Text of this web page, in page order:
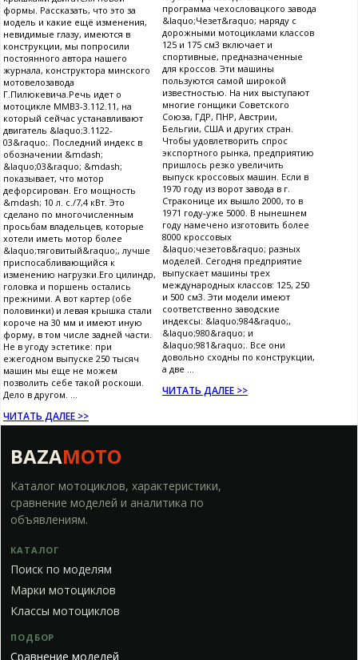
формы. Рассказать, что это за
модель и какие ещё изменения,
невидимые глазу, имеются в
конструкции, мы попросили
постоянного автора нашего
журнала, конструктора минского
мотовелозавода
Г.Пилюкевича.Речь идет о
мотоцикле MMB3-3.112.11, на
который сейчас устанавливают
двигатель &laquo;3.1122-
03&raquo;. Последний индекс в
обозначении &mdash;
&laquo;03&raquo; &mdash;
показывает, что мотор
дефорсирован. Его мощность
&mdash; 10 л. с./7,4 кВт. Это
сделано по многочисленным
просьбам владельцев, которые
хотели иметь мотор более
&laquo;тяговитый&raquo;, лучше
приспосабливающийся к
изменению нагрузки.Его цилиндр,
головка и поршень остались
прежними. А вот картер (обе
половинки) и левая крышка стали
короче на 30 мм и имеют иную
форму, в том числе задней части.
Не в угоду эстетике: при
ежегодном выпуске 250 тысяч
машин мы еще не можем
позволить себе такой роскоши.
Дело в другом. ...
ЧИТАТЬ ДАЛЕЕ >>
программа чехословацкого завода
&laquo;Чезет&raquo; наряду с
дорожными мотоциклами классов
125 и 175 см3 включает и
спортивные, предназначенные
для кроссов. Эти машины
пользуются самой широкой
известностью. На них выступают
многие гонщики Советского
Союза, ГДР, ПНР, Австрии,
Бельгии, США и других стран.
Чтобы удовлетворить спрос
экспортного рынка, предприятию
пришлось резко увеличить
выпуск кроссовых машин. Если в
1970 году из ворот завода в г.
Страконице их вышло 2000, то в
1971 году-уже 5000. В нынешнем
году намечено изготовить более
8000 кроссовых
&laquo;чезетов&raquo; разных
моделей. Сегодня предприятие
выпускает машины трех
международных классов: 125, 250
и 500 см3. Эти модели имеют
соответственно заводские
индексы: &laquo;984&raquo;,
&laquo;980&raquo; и
&laquo;981&raquo;. Все они
довольно сходны по конструкции,
а две ...
ЧИТАТЬ ДАЛЕЕ >>
BAZAMOTO
Каталог мотоциклов, характеристики,
сравнение моделей и аналитика по
объявлениям.
КАТАЛОГ
Поиск по моделям
Марки мотоциклов
Классы мотоциклов
ПОДБОР
Сравнение моделей